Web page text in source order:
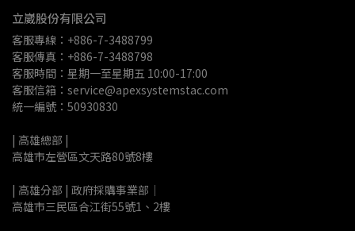
立崴股份有限公司
客服專線：+886-7-3488799
客服傳真：+886-7-3488798
客服時間：星期一至星期五 10:00-17:00
客服信箱：service@apexsystemstac.com
統一編號：50930830
| 高雄總部 |
高雄市左營區文天路80號8樓
| 高雄分部 | 政府採購事業部｜
高雄市三民區合江街55號1、2樓